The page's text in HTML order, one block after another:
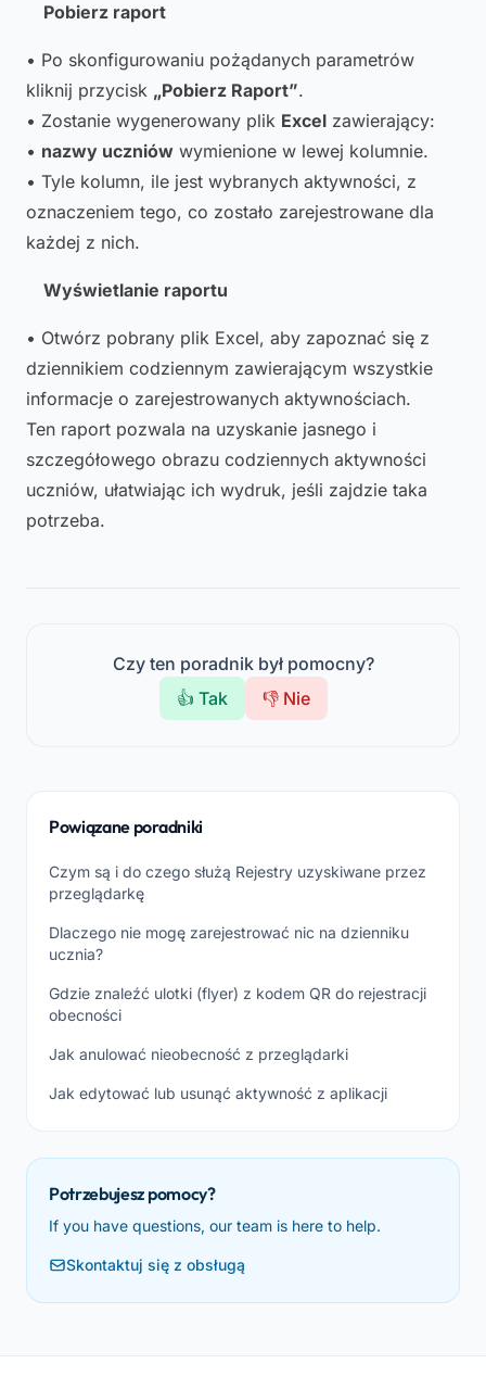
Pobierz raport
• Po skonfigurowaniu pożądanych parametrów
kliknij przycisk „Pobierz Raport”.
• Zostanie wygenerowany plik Excel zawierający:
• nazwy uczniów wymienione w lewej kolumnie.
• Tyle kolumn, ile jest wybranych aktywności, z
oznaczeniem tego, co zostało zarejestrowane dla
każdej z nich.
Wyświetlanie raportu
• Otwórz pobrany plik Excel, aby zapoznać się z
dziennikiem codziennym zawierającym wszystkie
informacje o zarejestrowanych aktywnościach.
Ten raport pozwala na uzyskanie jasnego i
szczegółowego obrazu codziennych aktywności
uczniów, ułatwiając ich wydruk, jeśli zajdzie taka
potrzeba.
Czy ten poradnik był pomocny?
👍 Tak
👎 Nie
Powiązane poradniki
Czym są i do czego służą Rejestry uzyskiwane przez
przeglądarkę
Dlaczego nie mogę zarejestrować nic na dzienniku
ucznia?
Gdzie znaleźć ulotki (flyer) z kodem QR do rejestracji
obecności
Jak anulować nieobecność z przeglądarki
Jak edytować lub usunąć aktywność z aplikacji
Potrzebujesz pomocy?
If you have questions, our team is here to help.
Skontaktuj się z obsługą